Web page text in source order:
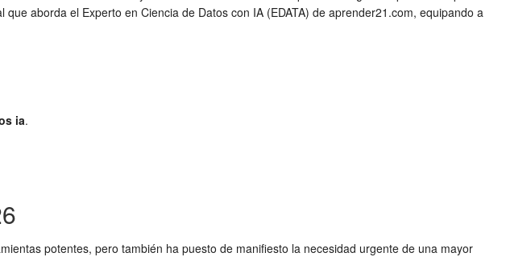
aborda el Experto en Ciencia de Datos con IA (EDATA) de aprender21.com, equipando a
ia.
potentes, pero también ha puesto de manifiesto la necesidad urgente de una mayor